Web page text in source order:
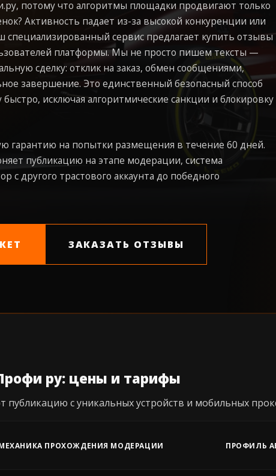
потому что алгоритмы площадки продвигают только
Активность падает из-за высокой конкуренции или
специализированный сервис предлагает купить отзывы
платформы. Мы не просто пишем тексты —
сделку: отклик на заказ, обмен сообщениями,
завершение. Это единственный безопасный способ
исключая алгоритмические санкции и блокировку
гарантию на попытки размещения в течение 60 дней.
публикацию на этапе модерации, система
с другого трастового аккаунта до победного
ЗАКАЗАТЬ ОТЗЫВЫ
ру: цены и тарифы
публикацию с уникальных устройств и мобильных
ПРОХОЖДЕНИЯ МОДЕРАЦИИ ПРОФИЛЬ